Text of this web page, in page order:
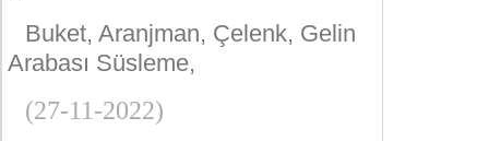
Buket, Aranjman, Çelenk, Gelin
Arabası Süsleme,
(27-11-2022)